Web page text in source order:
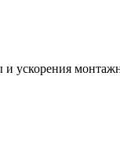
и ускорения